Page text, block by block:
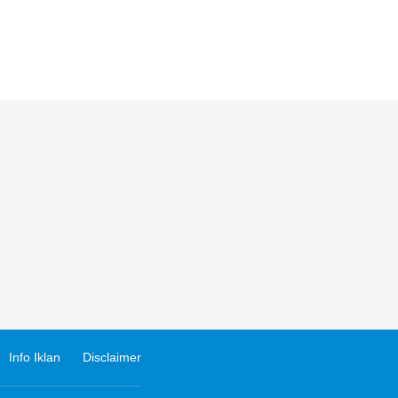
Info Iklan Disclaimer